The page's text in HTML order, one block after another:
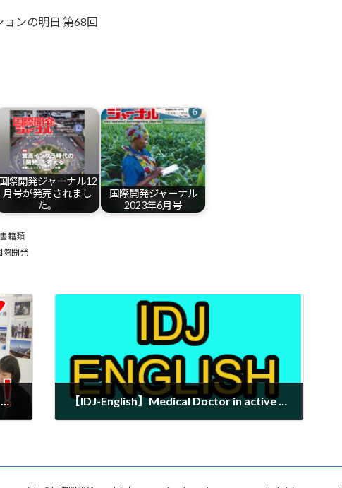
ンの明日 第68回
際開発ジャーナル12
月号が発売されまし
た。
国際開発ジャーナル
2023年6月号
籍類
際開発
【締め切り間近！】国際協力キャリアフェア2023【11月25日開催】 【IDJ-English】Medical Doctor in active duty at the age of 101